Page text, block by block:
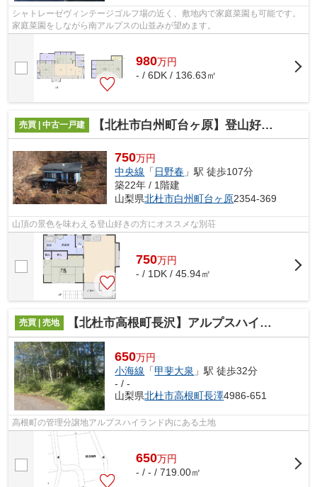
シャトレーゼヴィンテージゴルフ場の近く、敷地内で家庭菜園も可能です。
家庭菜園をしながら南アルプスの山並みが望めます。
980万円
- / 6DK / 136.63㎡
売買 | 中古一戸建 【北杜市白州町台ヶ原】登山好きの方ににオススメな別荘
750万円
中央線 「日野春 」駅 徒歩107分
築22年 / 1階建
山梨県北杜市白州町台ヶ原2354-369
山頂の景色を味わえる登山好きの方にオススメな別荘
750万円
- / 1DK / 45.94㎡
売買 | 売地 【北杜市高根町長沢】アルプスハイランド内にある林の土地
650万円
小海線 「甲斐大泉 」駅 徒歩32分
- / -
山梨県北杜市高根町長澤4986-651
高根町の管理分譲地アルプスハイランド内にある土地
650万円
- / - / 719.00㎡